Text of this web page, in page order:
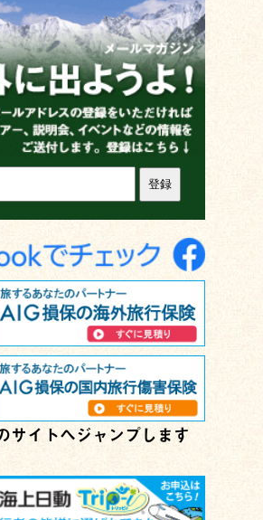
サイトへジャンプします